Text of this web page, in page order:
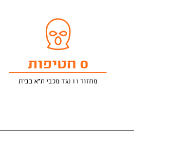
0 חטיפות
מחזור 11 נגד מכבי ת"א בבית